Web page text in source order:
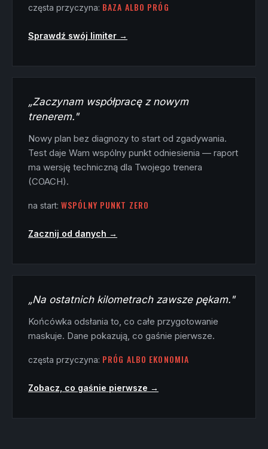
częsta przyczyna: BAZA ALBO PRÓG
Sprawdź swój limiter →
„Zaczynam współpracę z nowym
trenerem."
Nowy plan bez diagnozy to start od zgadywania.
Test daje Wam wspólny punkt odniesienia — raport
ma wersję techniczną dla Twojego trenera
(COACH).
na start: WSPÓLNY PUNKT ZERO
Zacznij od danych →
„Na ostatnich kilometrach zawsze pękam."
Końcówka odsłania to, co całe przygotowanie
maskuje. Dane pokazują, co gaśnie pierwsze.
częsta przyczyna: PRÓG ALBO EKONOMIA
Zobacz, co gaśnie pierwsze →